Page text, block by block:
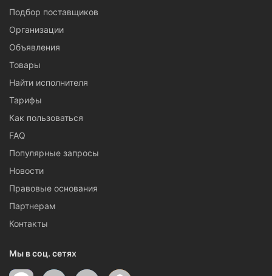
Подбор поставщиков
Организации
Объявления
Товары
Найти исполнителя
Тарифы
Как пользоваться
FAQ
Популярные запросы
Новости
Правовые основания
Партнерам
Контакты
Мы в соц. сетях